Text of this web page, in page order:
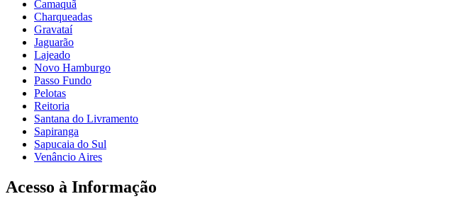
Camaquã
Charqueadas
Gravataí
Jaguarão
Lajeado
Novo Hamburgo
Passo Fundo
Pelotas
Reitoria
Santana do Livramento
Sapiranga
Sapucaia do Sul
Venâncio Aires
Acesso à Informação